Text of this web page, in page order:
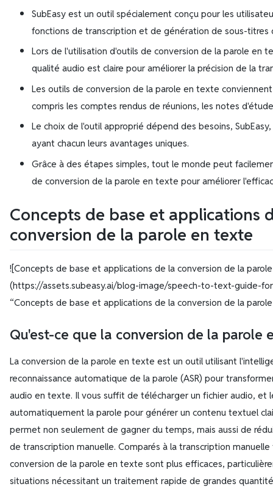
SubEasy est un outil spécialement conçu pour les
fonctions de transcription et de génération de sous-titres
Lors de l'utilisation d'outils de conversion de la parole en
qualité audio est claire pour améliorer la précision de la
Les outils de conversion de la parole en texte
compris les comptes rendus de réunions, les notes
Le choix de l'outil approprié dépend des besoins,
ayant chacun leurs avantages uniques.
Grâce à des étapes simples, tout le monde peut
de conversion de la parole en texte pour améliorer
Concepts de base et applications
conversion de la parole en texte
![Concepts de base et applications de la conversion de la
(https://assets.subeasy.ai/blog-image/speech-to-text-guide-
“Concepts de base et applications de la conversion de la
Qu'est-ce que la conversion de la parole
La conversion de la parole en texte est un outil utilisant
reconnaissance automatique de la parole (ASR) pour
audio en texte. Il vous suffit de télécharger un fichier audio, et
automatiquement la parole pour générer un contenu textuel
permet non seulement de gagner du temps, mais aussi de
de transcription manuelle. Comparés à la transcription
conversion de la parole en texte sont plus efficaces,
situations nécessitant un traitement rapide de grandes